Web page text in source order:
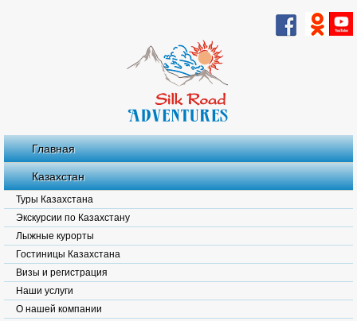
Главная
Казахстан
Туры Казахстана
Экскурсии по Казахстану
Лыжные курорты
Гостиницы Казахстана
Визы и регистрация
Наши услуги
О нашей компании